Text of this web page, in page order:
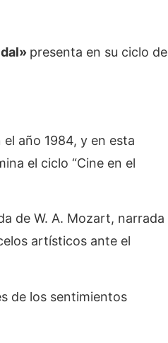
presenta en su ciclo de
el año 1984, y en esta
el ciclo “Cine en el
de W. A. Mozart, narrada
artísticos ante el
de los sentimientos